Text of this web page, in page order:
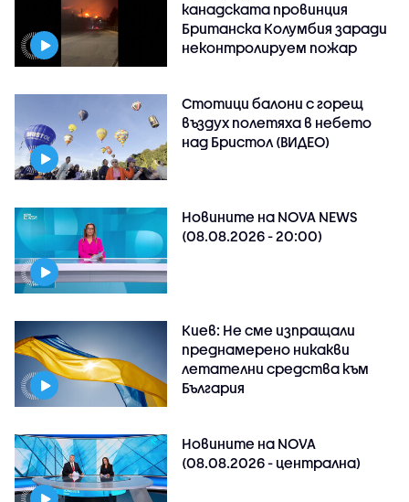
канадската провинция
Британска Колумбия заради
неконтролируем пожар
Стотици балони с горещ
въздух полетяха в небето
над Бристол (ВИДЕО)
Новините на NOVA NEWS
(08.08.2026 - 20:00)
Киев: Не сме изпращали
преднамерено никакви
летателни средства към
България
Новините на NOVA
(08.08.2026 - централна)